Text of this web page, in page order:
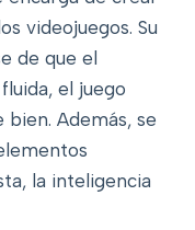
videojuegos. Su
de que el
el juego
Además, se
la inteligencia